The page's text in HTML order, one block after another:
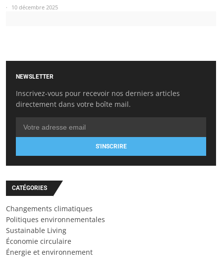
10 décembre 2025
NEWSLETTER
Inscrivez-vous pour recevoir nos derniers articles
directement dans votre boîte mail.
S'INSCRIRE
CATÉGORIES
Changements climatiques
Politiques environnementales
Sustainable Living
Économie circulaire
Énergie et environnement